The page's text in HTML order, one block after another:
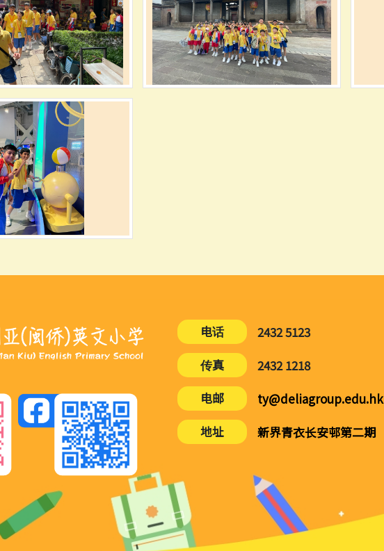
电话
2432 5123
传真
2432 1218
电邮
ty@deliagroup.edu.hk
地址
新界青衣长安邨第二期